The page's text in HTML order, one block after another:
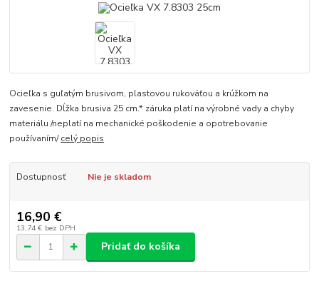
Ocieľka s guľatým brusivom, plastovou rukoväťou a krúžkom na
zavesenie. Dĺžka brusiva 25 cm.* záruka platí na výrobné vady a chyby
materiálu /neplatí na mechanické poškodenie a opotrebovanie
používaním/celý popis
Dostupnosť Nie je skladom
16,90 €
13,74 € bez DPH
Pridať do košíka